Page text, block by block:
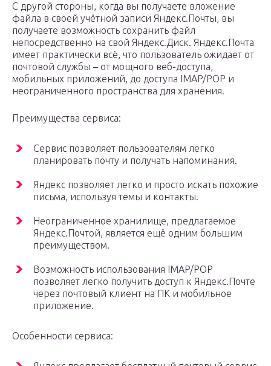
С другой стороны, когда вы получаете вложение
файла в своей учётной записи Яндекс.Почты, вы
получаете возможность сохранить файл
непосредственно на свой Яндекс.Диск. Яндекс.Почта
имеет практически всё, что пользователь ожидает от
почтовой службы – от мощного веб-доступа,
мобильных приложений, до доступа IMAP/POP и
неограниченного пространства для хранения.
Преимущества сервиса:
Сервис позволяет пользователям легко
планировать почту и получать напоминания.
Яндекс позволяет легко и просто искать похожие
письма, используя темы и контакты.
Неограниченное хранилище, предлагаемое
Яндекс.Почтой, является ещё одним большим
преимуществом.
Возможность использования IMAP/POP
позволяет легко получить доступ к Яндекс.Почте
через почтовый клиент на ПК и мобильное
приложение.
Особенности сервиса: